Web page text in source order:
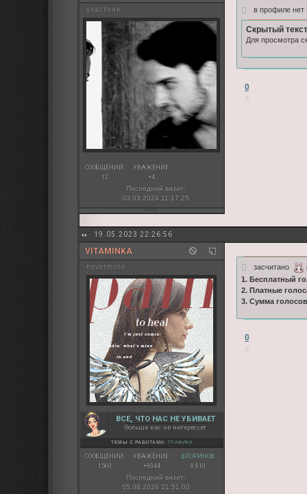
участник
СООБЩЕНИЙ:
12
УВАЖЕНИЕ:
+4
Последний визит:
03.03.2024 11:17:25
в профиле
Скрытый
Для просмотра
0
19.05.2023 22:26:56
VITAMINKA
nevermore
ВСЕ, ЧТО НАС НЕ УБИВАЕТ
больше нас не интересует
ТЕМЫ С РАБОТАМИ: ГРАФИКА
СООБЩЕНИЙ:
1560
УВАЖЕНИЕ:
+9344
ФЛОРИНОВ:
8 810
Последний визит:
05.08.2026 21:51:00
засчитано
1. Бесплатный
2. Платные
3. Сумма
0